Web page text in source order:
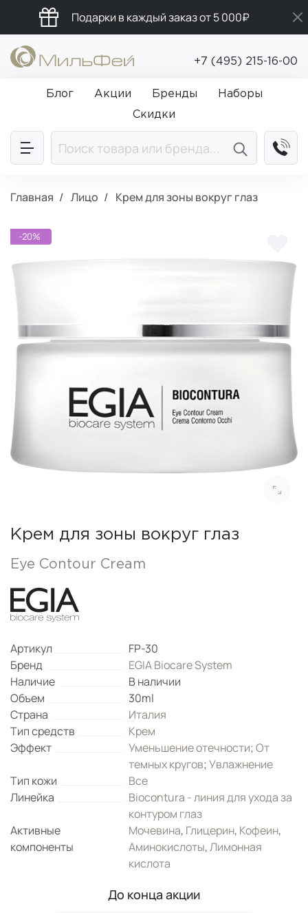
Подарки в каждый заказ от 5 000₽
Бесплатная доставка от 5 000₽
Промокод ПРИВЕТ
+7 (495) 215-16-00
Блог Акции Бренды
Наборы
Скидки
Главная Лицо Крем для зоны вокруг глаз
-20%
Крем для зоны вокруг глаз
Eye Contour Cream
Артикул
FP-30
Бренд
EGIA Biocare System
Наличие
В наличии
Объем
30ml
Страна
Италия
Тип средств
Крем
Эффект
Уменьшение отечности;От
темных кругов;Увлажнение
Тип кожи
Все
Линейка
Biocontura - линия для ухода за
контуром глаз
Активные
компоненты
Мочевина, Глицерин, Кофеин,
Аминокислоты,Лимонная
кислота
До конца акции